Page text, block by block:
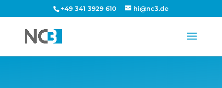
+49 341 3929 610 hi@nc3.de